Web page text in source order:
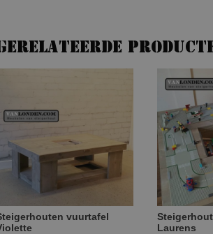
vuurtafel
Laurens